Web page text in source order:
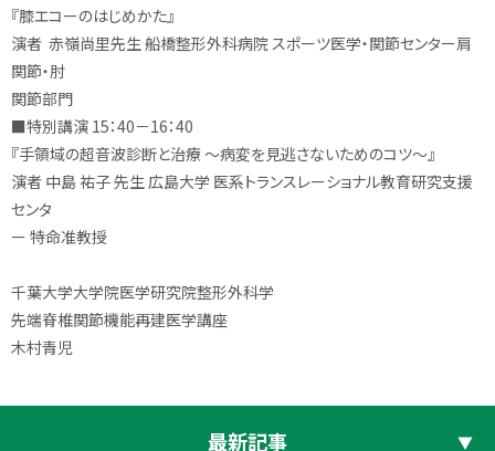
『膝エコーのはじめかた』
演者 赤嶺尚里先生 船橋整形外科病院 スポーツ医学・関節センター肩
関節・肘
関節部門
■特別講演 15：40－16：40
『手領域の超音波診断と治療 ～病変を見逃さないためのコツ～』
演者 中島 祐子 先生 広島大学 医系トランスレーショナル教育研究支援
センタ
ー 特命准教授
千葉大学大学院医学研究院整形外科学
先端脊椎関節機能再建医学講座
木村青児
最新記事